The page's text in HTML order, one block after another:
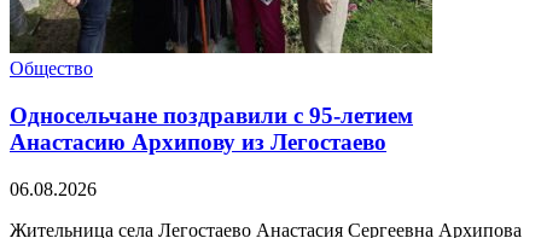
Общество
Односельчане поздравили с 95-летием
Анастасию Архипову из Легостаево
06.08.2026
Жительница села Легостаево Анастасия Сергеевна Архипова